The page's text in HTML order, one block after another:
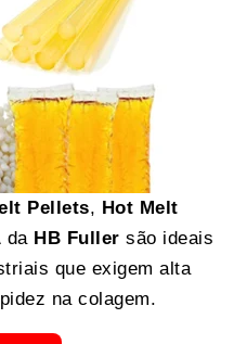
Pellets, Hot Melt
da HB Fuller são ideais
que exigem alta
na colagem.